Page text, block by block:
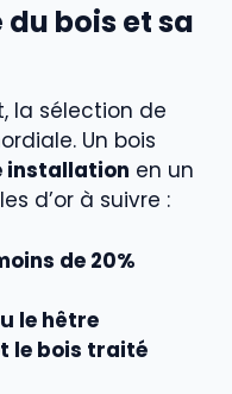
bois et sa
la sélection de
Un bois
installation en un
d’or à suivre :
de 20%
le hêtre
le bois traité